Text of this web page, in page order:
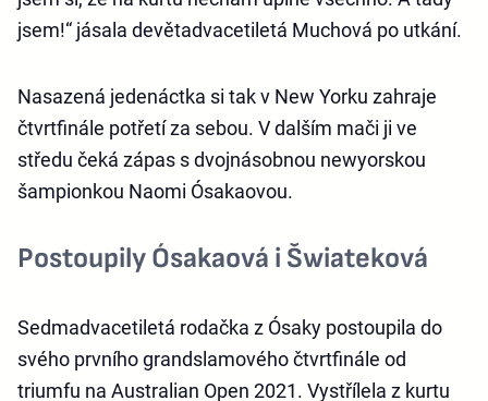
jsem!“ jásala devětadvacetiletá Muchová po utkání.
Nasazená jedenáctka si tak v New Yorku zahraje
čtvrtfinále potřetí za sebou. V dalším mači ji ve
středu čeká zápas s dvojnásobnou newyorskou
šampionkou Naomi Ósakaovou.
Postoupily Ósakaová i Šwiateková
Sedmadvacetiletá rodačka z Ósaky postoupila do
svého prvního grandslamového čtvrtfinále od
triumfu na Australian Open 2021. Vystřílela z kurtu